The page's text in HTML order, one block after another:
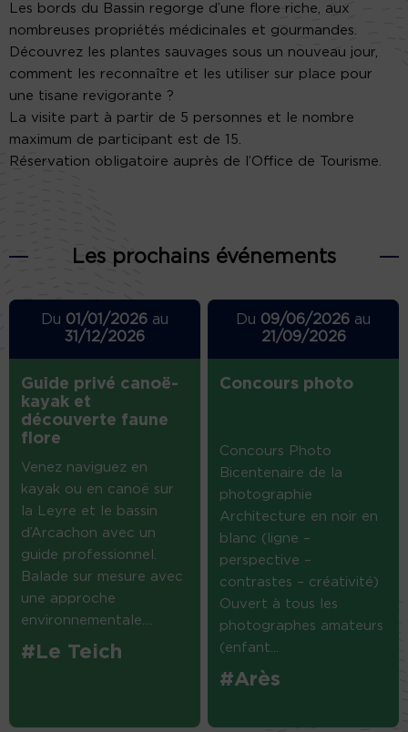
Les bords du Bassin regorge d’une flore riche, aux
nombreuses propriétés médicinales et gourmandes.
Découvrez les plantes sauvages sous un nouveau jour,
comment les reconnaître et les utiliser sur place pour
une tisane revigorante ?
La visite part à partir de 5 personnes et le nombre
maximum de participant est de 15.
Réservation obligatoire auprès de l’Office de Tourisme.
Les prochains événements
Du 01/01/2026au
31/12/2026
Guide privé canoë-
kayak et
découverte faune
flore
Venez naviguez en
kayak ou en canoë sur
la Leyre et le bassin
d’Arcachon avec un
guide professionnel.
Balade sur mesure avec
une approche
environnementale....
#Le Teich
Du 09/06/2026 au
21/09/2026
Concours photo
Concours Photo
Bicentenaire de la
photographie
Architecture en noir en
blanc (ligne –
perspective –
contrastes – créativité)
Ouvert à tous les
photographes amateurs
(enfant...
#Arès